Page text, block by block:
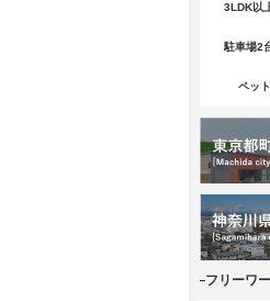
3LDK以
駐車場2
ペッ
フリーワ